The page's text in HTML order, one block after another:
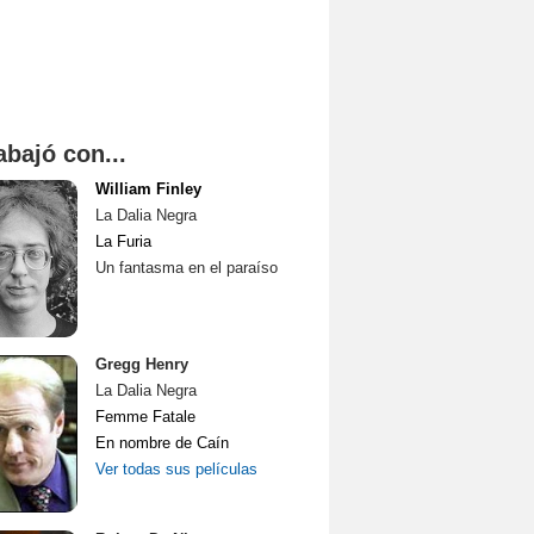
con...
William Finley
La Dalia Negra
La Furia
Un fantasma en el paraíso
Gregg Henry
La Dalia Negra
Femme Fatale
En nombre de Caín
Ver todas sus películas